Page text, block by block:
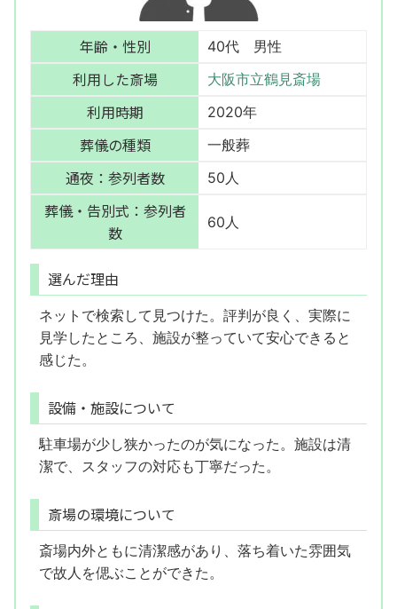
年齢・性別 40代 男性
利用した斎場 大阪市立鶴見斎場
利用時期 2020年
葬儀の種類 一般葬
通夜：参列者数 50人
葬儀・告別式：参列者
数
60人
選んだ理由
ネットで検索して見つけた。評判が良く、実際に
見学したところ、施設が整っていて安心できると
感じた。
設備・施設について
駐車場が少し狭かったのが気になった。施設は清
潔で、スタッフの対応も丁寧だった。
斎場の環境について
斎場内外ともに清潔感があり、落ち着いた雰囲気
で故人を偲ぶことができた。